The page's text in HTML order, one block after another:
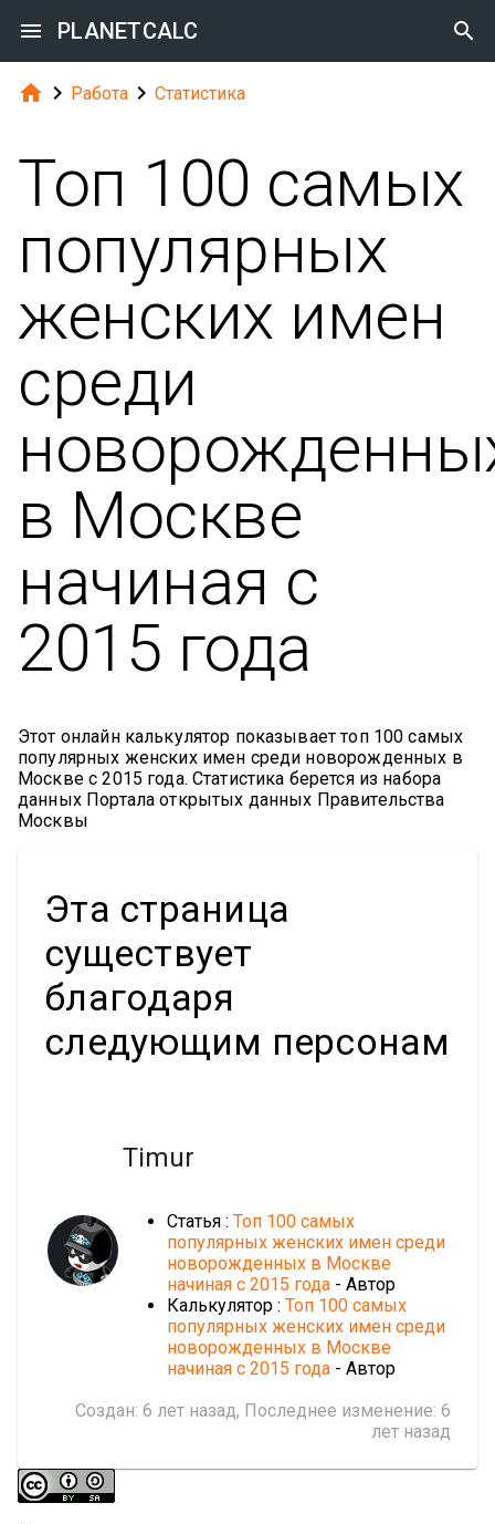
 PLANETCALC 
  Работа  Статистика
Топ 100 самых
популярных
женских имен
среди
в Москве
начиная с
2015 года
Этот онлайн калькулятор показывает топ 100 самых
популярных женских имен среди новорожденных в
Москве с 2015 года. Статистика берется из набора
данных Портала открытых данных Правительства
Москвы
Эта страница
существует
благодаря
следующим персонам
Timur
Статья : Топ 100 самых
популярных женских имен среди
новорожденных в Москве
начиная с 2015 года - Автор
Калькулятор : Топ 100 самых
популярных женских имен среди
новорожденных в Москве
начиная с 2015 года - Автор
Создан: 6 лет назад, Последнее изменение: 6
лет назад